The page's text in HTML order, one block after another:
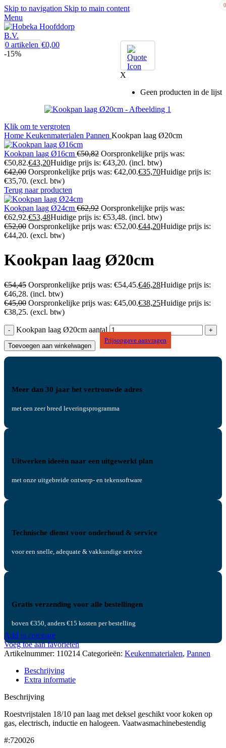
Skip to navigation Skip to main content
Menu
0
X
Geen producten in de lijst
0 artikelen €0,00
-15%
Klik om te vergroten
Home Keukenmaterialen Pannen Kookpan laag Ø20cm
Kookpan laag Ø16cm €50,82 Oorspronkelijke prijs was:
€50,82.€43,20Huidige prijs is: €43,20. (incl. btw)
€42,00 Oorspronkelijke prijs was: €42,00.€35,70Huidige prijs is:
€35,70. (excl. btw)
Terug naar producten
Kookpan laag Ø24cm €62,92 Oorspronkelijke prijs was:
€62,92.€53,48Huidige prijs is: €53,48. (incl. btw)
€52,00 Oorspronkelijke prijs was: €52,00.€44,20Huidige prijs is:
€44,20. (excl. btw)
Kookpan laag Ø20cm
€54,45 Oorspronkelijke prijs was: €54,45.€46,28Huidige prijs is:
€46,28. (incl. btw)
€45,00 Oorspronkelijke prijs was: €45,00.€38,25Huidige prijs is:
€38,25. (excl. btw)
Kookpan laag Ø20cm aantal
Toevoegen aan winkelwagen
Prijsopgave aanvragen
Meer dan 30 jaar het vertrouwde adres
met een zeer breed leveringsprogramma
Uitwerken ideeën naar een uitgewerkt plan
met onze uitgebreide ontwerp- en tekensoftware
Technische dienst voor onderhoud & service
voor een snelle, adequate & vakkundige service
Gratis verzending voor alle bestellingen
boven €350, anders €15 kosten per bestelling
Add to compare
Voeg toe aan favorieten
Artikelnummer: 110214 Categorieën: Keukenmaterialen, Pannen
Beschrijving
Extra informatie
Beschrijving
Roestvrijstalen 18/10 pan laag met deksel geschikt voor koken op
gas, electrisch, inductie en halogeen. Vaatwasmachinebestendig
#:720026